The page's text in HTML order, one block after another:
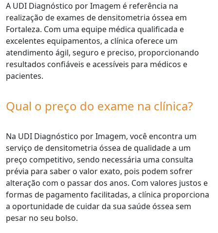
A UDI Diagnóstico por Imagem é referência na
realização de exames de densitometria óssea em
Fortaleza. Com uma equipe médica qualificada e
excelentes equipamentos, a clínica oferece um
atendimento ágil, seguro e preciso, proporcionando
resultados confiáveis e acessíveis para médicos e
pacientes.
Qual o preço do exame na clínica?
Na UDI Diagnóstico por Imagem, você encontra um
serviço de densitometria óssea de qualidade a um
preço competitivo, sendo necessária uma consulta
prévia para saber o valor exato, pois podem sofrer
alteração com o passar dos anos. Com valores justos e
formas de pagamento facilitadas, a clínica proporciona
a oportunidade de cuidar da sua saúde óssea sem
pesar no seu bolso.